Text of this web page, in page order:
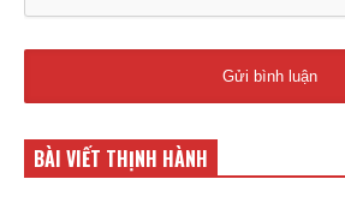
BÀI VIẾT THỊNH HÀNH